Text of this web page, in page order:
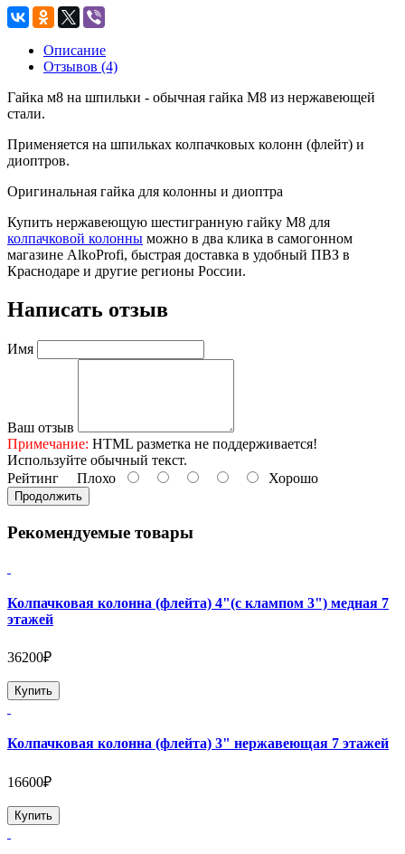
Описание
Отзывов (4)
Гайка м8 на шпильки - обычная гайка М8 из нержавеющей
стали.
Применяется на шпильках колпачковых колонн (флейт) и
диоптров.
Оригинальная гайка для колонны и диоптра
Купить нержавеющую шестигранную гайку М8 для
колпачковой колонны можно в два клика в самогонном
магазине AlkoProfi, быстрая доставка в удобный ПВЗ в
Краснодаре и другие регионы России.
Написать отзыв
Имя
Ваш отзыв
Примечание: HTML разметка не поддерживается!
Используйте обычный текст.
Рейтинг Плохо Хорошо
Продолжить
Рекомендуемые товары
Колпачковая колонна (флейта) 4"(с клампом 3") медная 7
этажей
36200₽
Купить
Колпачковая колонна (флейта) 3" нержавеющая 7 этажей
16600₽
Купить